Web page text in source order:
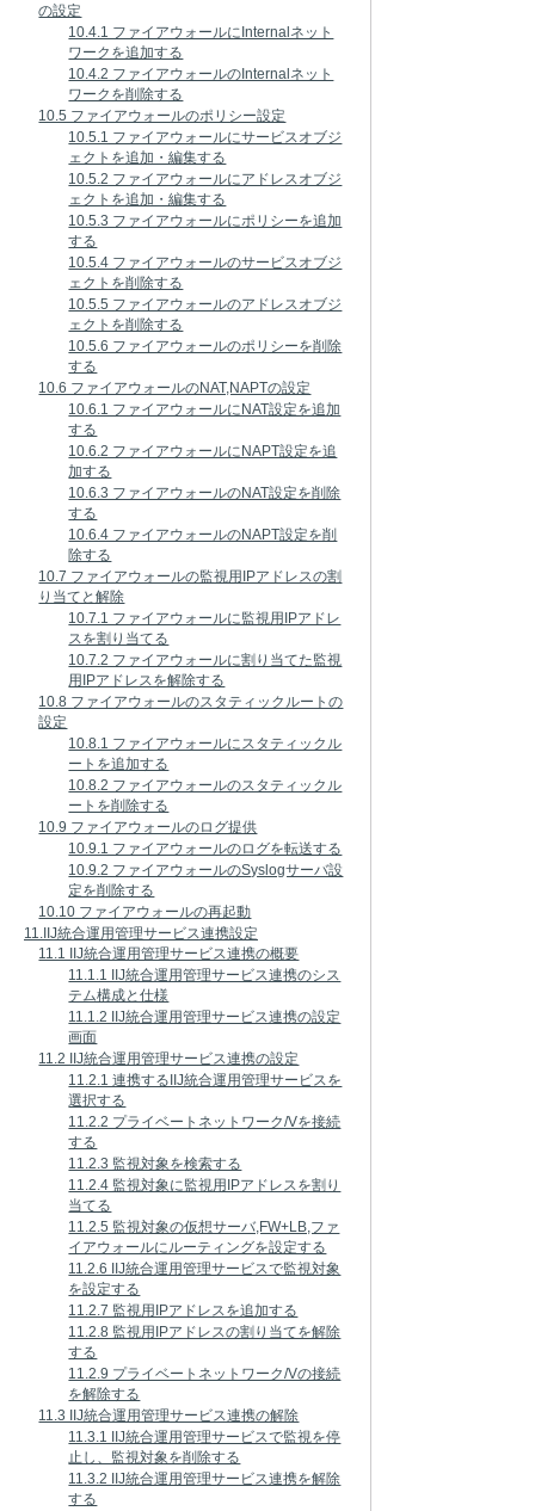
の設定
10.4.1 ファイアウォールにInternalネット
ワークを追加する
10.4.2 ファイアウォールのInternalネット
ワークを削除する
10.5 ファイアウォールのポリシー設定
10.5.1 ファイアウォールにサービスオブジ
ェクトを追加・編集する
10.5.2 ファイアウォールにアドレスオブジ
ェクトを追加・編集する
10.5.3 ファイアウォールにポリシーを追加
する
10.5.4 ファイアウォールのサービスオブジ
ェクトを削除する
10.5.5 ファイアウォールのアドレスオブジ
ェクトを削除する
10.5.6 ファイアウォールのポリシーを削除
する
10.6 ファイアウォールのNAT,NAPTの設定
10.6.1 ファイアウォールにNAT設定を追加
する
10.6.2 ファイアウォールにNAPT設定を追
加する
10.6.3 ファイアウォールのNAT設定を削除
する
10.6.4 ファイアウォールのNAPT設定を削
除する
10.7 ファイアウォールの監視用IPアドレスの割
り当てと解除
10.7.1 ファイアウォールに監視用IPアドレ
スを割り当てる
10.7.2 ファイアウォールに割り当てた監視
用IPアドレスを解除する
10.8 ファイアウォールのスタティックルートの
設定
10.8.1 ファイアウォールにスタティックル
ートを追加する
10.8.2 ファイアウォールのスタティックル
ートを削除する
10.9 ファイアウォールのログ提供
10.9.1 ファイアウォールのログを転送する
10.9.2 ファイアウォールのSyslogサーバ設
定を削除する
10.10 ファイアウォールの再起動
11.IIJ統合運用管理サービス連携設定
11.1 IIJ統合運用管理サービス連携の概要
11.1.1 IIJ統合運用管理サービス連携のシス
テム構成と仕様
11.1.2 IIJ統合運用管理サービス連携の設定
画面
11.2 IIJ統合運用管理サービス連携の設定
11.2.1 連携するIIJ統合運用管理サービスを
選択する
11.2.2 プライベートネットワーク/Vを接続
する
11.2.3 監視対象を検索する
11.2.4 監視対象に監視用IPアドレスを割り
当てる
11.2.5 監視対象の仮想サーバ,FW+LB,ファ
イアウォールにルーティングを設定する
11.2.6 IIJ統合運用管理サービスで監視対象
を設定する
11.2.7 監視用IPアドレスを追加する
11.2.8 監視用IPアドレスの割り当てを解除
する
11.2.9 プライベートネットワーク/Vの接続
を解除する
11.3 IIJ統合運用管理サービス連携の解除
11.3.1 IIJ統合運用管理サービスで監視を停
止し、監視対象を削除する
11.3.2 IIJ統合運用管理サービス連携を解除
する